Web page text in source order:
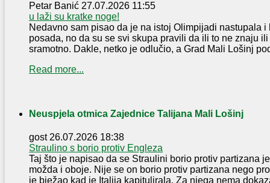
Petar Banić 27.07.2026 11:55
u laži su kratke noge!
Nedavno sam pisao da je na istoj Olimpijadi nastupala i
posada, no da su se svi skupa pravili da ili to ne znaju
sramotno. Dakle, netko je odlučio, a Grad Mali Lošinj
Read more...
Neuspjela otmica Zajednice Talijana Mali Lošinj
gost 26.07.2026 18:38
Straulino s borio protiv Engleza
Taj što je napisao da se Straulini borio protiv partizana
možda i oboje. Nije se on borio protiv partizana nego
je bježao kad je Italija kapitulirala. Za njega nema